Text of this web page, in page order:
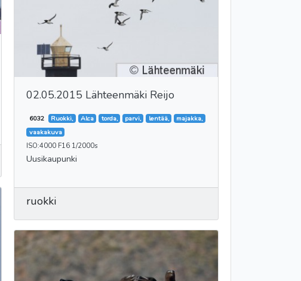
02.05.2015 Lähteenmäki Reijo
6032 Ruokki, Alca torda, parvi, lentää,
majakka,
vaakakuva
ISO:4000 F16 1/2000s
Uusikaupunki
ruokki